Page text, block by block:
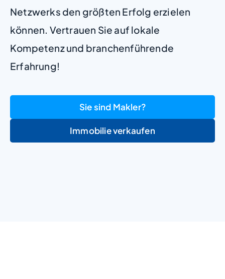
Netzwerks den größten Erfolg erzielen
können. Vertrauen Sie auf lokale
Kompetenz und branchenführende
Erfahrung!
Sie sind Makler?
Immobilie verkaufen